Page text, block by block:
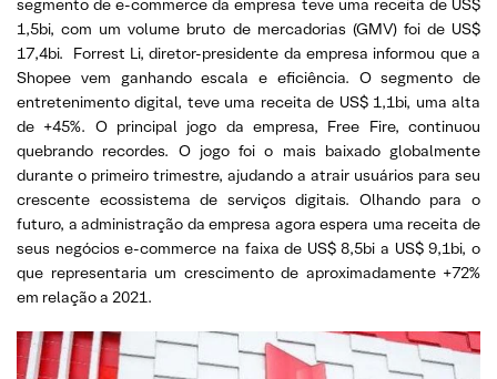
segmento de e-commerce da empresa teve uma receita de US$
1,5bi, com um volume bruto de mercadorias (GMV) foi de US$
17,4bi. Forrest Li, diretor-presidente da empresa informou que a
Shopee vem ganhando escala e eficiência. O segmento de
entretenimento digital, teve uma receita de US$ 1,1bi, uma alta
de +45%. O principal jogo da empresa, Free Fire, continuou
quebrando recordes. O jogo foi o mais baixado globalmente
durante o primeiro trimestre, ajudando a atrair usuários para seu
crescente ecossistema de serviços digitais. Olhando para o
futuro, a administração da empresa agora espera uma receita de
seus negócios e-commerce na faixa de US$ 8,5bi a US$ 9,1bi, o
que representaria um crescimento de aproximadamente +72%
em relação a 2021.